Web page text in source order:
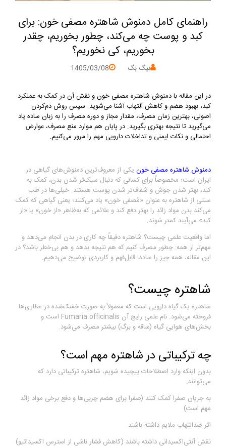
راهنمای کامل دمنوش شاهتره مصفی خون: برای
کبد و پوست چه می‌کند، چطور بخوریم، چقدر
بخوریم، کی نخوریم؟
بیگ بگ 1405/03/08
در این مقاله با دمنوش شاهتره مصفی خون و نقش آن در کمک به عملکرد
کبد، بهبود هضم و کاهش التهاب آشنا می‌شوید. سپس روش دم‌کردن
اصولی، بهترین زمان مصرف، مقدار مجاز و دوره مصرف را به زبان ساده یاد
می‌گیرید تا نتیجه بهتری بگیرید. در پایان هم موارد منع مصرف، عوارض
احتمالی و نکات ایمنی و تداخلات دارویی مهم را مرور می‌کنیم.
دمنوش شاهتره مصفی خون یکی از معروف‌ترین دمنوش‌های گیاهی در
ایران است؛ مخصوصاً برای کسانی که دنبال سبک‌تر شدن بدن، کمک به
کبد، بهتر شدن جوش و شفاف‌تر شدن پوست هستند. خیلی‌ها در طب
سنتی از شاهتره به عنوان «مُصفی خون» یاد می‌کنند؛ یعنی گیاهی که کمک
می‌کند بدن مواد زائد را بهتر دفع کند و علائمی که به‌ظاهر «از خون» یا «از
کبد» می‌آیند کمتر شوند.
اما واقعیت علمی چیست؟ شاهتره دقیقاً چه کاری در بدن انجام می‌دهد و
مهم‌تر از همه: چطور مصرف کنیم که هم نتیجه بدهد و هم بی‌خطر باشد؟ در
این مقاله، همه چیز را ساده، قابل‌فهم و کاربردی توضیح می‌دهیم.
شاهتره چیست؟
شاهتره یک گیاه دارویی است که معمولاً به صورت خشک‌شده در عطاری‌ها
فروخته می‌شود. نام علمی رایج آن Fumaria officinalis است و
بخش‌های هوایی گیاه (ساقه و برگ) بیشتر مصرف می‌شود.
چه ترکیباتی در شاهتره مهم است؟
بدون اینکه وارد اصطلاحات پیچیده شویم، شاهتره ترکیباتی دارد که
می‌توانند:
به جریان صفرا کمک کنند (صفرا برای هضم چربی‌ها و دفع برخی مواد زائد
مهم است)
اثر ضدالتهاب ملایم داشته باشند
نقش آنتی‌اکسیدانی داشته باشند (کاهش فشار ناشی از استرس اکسیداتیو)